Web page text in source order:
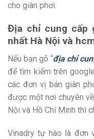
cho giàn phơi.
Địa chỉ cung cấp
nhất Hà Nội và
Nếu bạn gõ “địa chỉ
để tìm kiếm trên
các đơn vị bán giàn
được một nơi chuyên
Nội và Hồ Chí Minh thì
Vinadry tự hào là đơn